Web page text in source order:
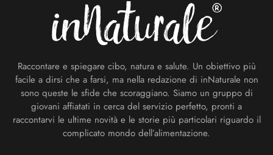
Raccontare e spiegare cibo, natura e salute. Un obiettivo più
facile a dirsi che a farsi, ma nella redazione di inNaturale non
sono queste le sfide che scoraggiano. Siamo un gruppo di
giovani affiatati in cerca del servizio perfetto, pronti a
raccontarvi le ultime novità e le storie più particolari riguardo il
complicato mondo dell’alimentazione.